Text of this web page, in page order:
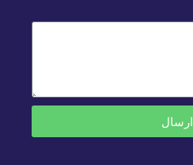
ارسال